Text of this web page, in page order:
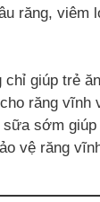
răng, viêm
chỉ giúp trẻ
răng vĩnh
sớm
vệ răng